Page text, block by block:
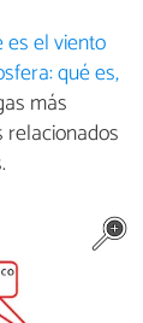
es el viento
qué es,
más